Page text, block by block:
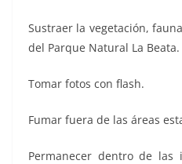
Sustraer la vegetación,
del Parque Natural La Beata.
Tomar fotos con flash.
Fumar fuera de las áreas
Permanecer dentro de las